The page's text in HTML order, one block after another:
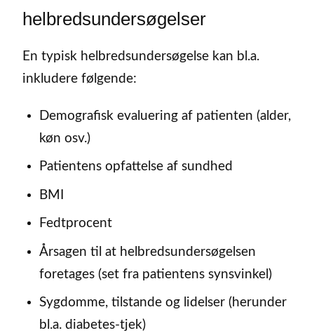
helbredsundersøgelser
En typisk helbredsundersøgelse kan bl.a.
inkludere følgende:
Demografisk evaluering af patienten (alder,
køn osv.)
Patientens opfattelse af sundhed
BMI
Fedtprocent
Årsagen til at helbredsundersøgelsen
foretages (set fra patientens synsvinkel)
Sygdomme, tilstande og lidelser (herunder
bl.a. diabetes-tjek)